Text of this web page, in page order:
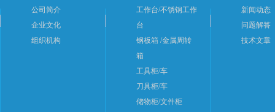
公司简介
企业文化
组织机构
工作台/不锈钢工作
台
钢板箱 /金属周转
箱
工具柜/车
刀具柜/车
储物柜/文件柜
新闻动态
问题解答
技术文章